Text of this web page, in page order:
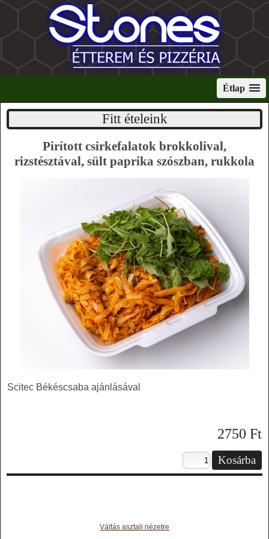
Étlap
Fitt ételeink
Pirított csirkefalatok brokkolival,
rizstésztával, sült paprika szószban, rukkola
Scitec Békéscsaba ajánlásával
2750 Ft
Váltás asztali nézetre